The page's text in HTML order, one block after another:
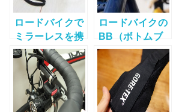
ロードバイクで
ミラーレスを携
行したい
ロードバイクの
BB（ボトムブ
ラケット）の交
換断念！